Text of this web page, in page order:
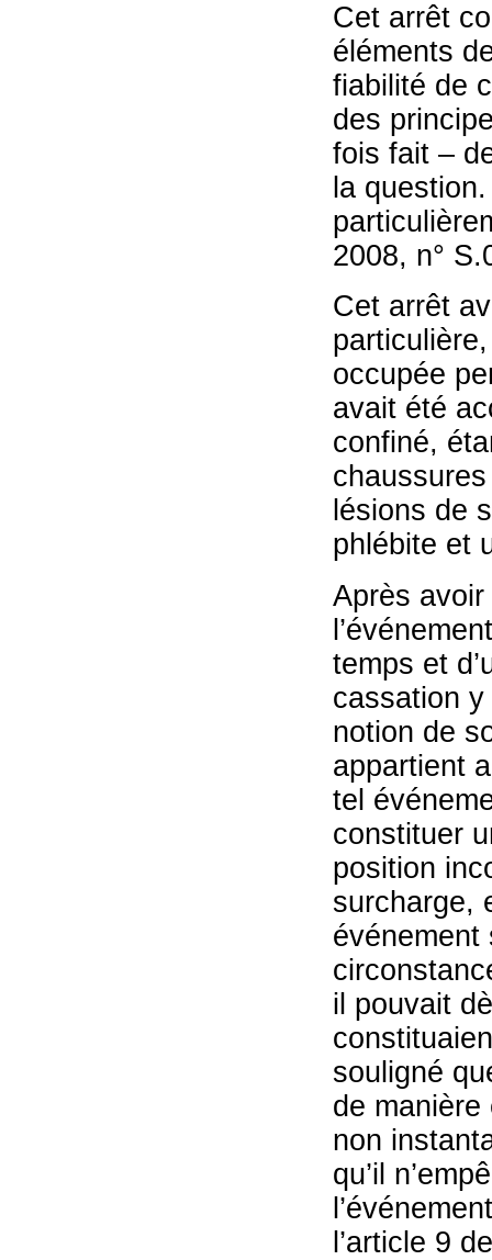
Cet arrêt
éléments
fiabilité de
des
fois fait –
la
2008, n°
Cet arrêt
occupée
avait été
confiné,
lésions de
phlébite et
Après
temps et
cassation
notion de
appartient
tel
constituer
position
surcharge,
événement
il pouvait
souligné
de manière
non
qu’il
l’article 9